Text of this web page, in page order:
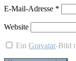
E-Mail-Adresse *
Website
EinGravatar-Bild